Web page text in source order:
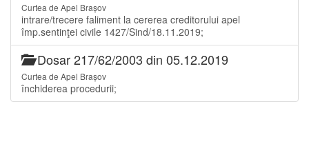
Curtea de Apel Brașov
intrare/trecere faliment la cererea creditorului apel
împ.sentinţei civile 1427/Sind/18.11.2019;
Dosar 217/62/2003 din 05.12.2019
Curtea de Apel Brașov
închiderea procedurii;